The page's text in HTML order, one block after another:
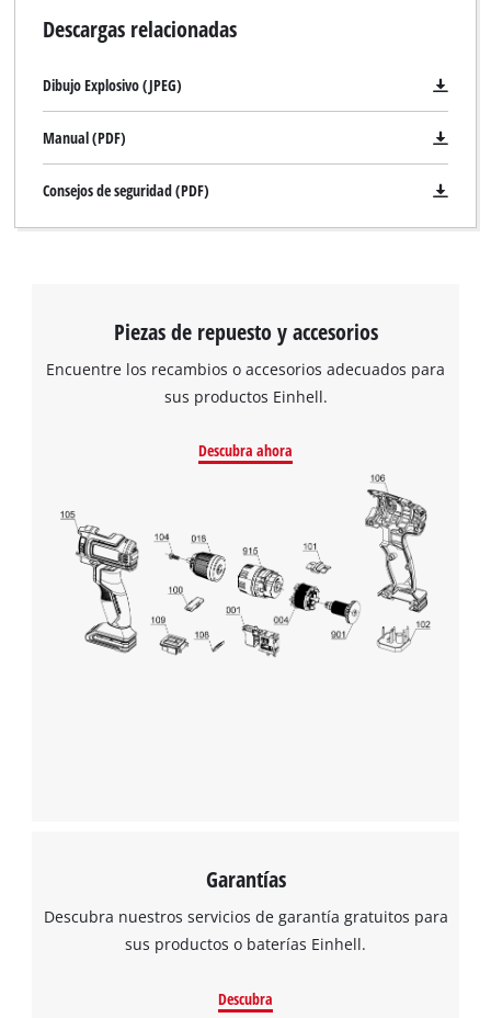
Descargas relacionadas
Dibujo Explosivo (JPEG)
Manual (PDF)
Consejos de seguridad (PDF)
Piezas de repuesto y accesorios
Encuentre los recambios o accesorios adecuados para
sus productos Einhell.
Descubra ahora
Garantías
Descubra nuestros servicios de garantía gratuitos para
sus productos o baterías Einhell.
Descubra